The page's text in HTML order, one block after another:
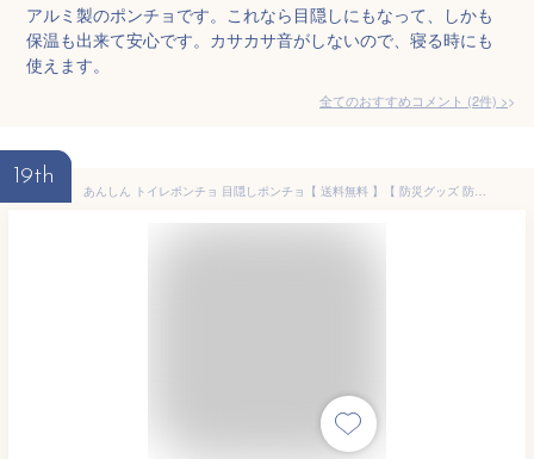
アルミ製のポンチョです。これなら目隠しにもなって、しかも
保温も出来て安心です。カサカサ音がしないので、寝る時にも
使えます。
全てのおすすめコメント (2件) >
19th
あんしん トイレポンチョ 目隠しポンチョ【 送料無料 】【 防災グッズ 防災セット 中身だけ トイレ トイレの目かくし 着替 寒さ 対策 雨具 簡易トイレ 非常用トイレ 携帯トイレ ランキング 1位 防災用品 オシャレ 】